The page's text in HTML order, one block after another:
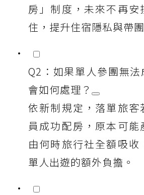
房」制度，未來不再安
住，提升住宿隱私與帶
Q2：如果單人參團無
會如何處理？
依新制規定，落單旅客
員成功配房，原本可能
由何時旅行社全額吸收
單人出遊的額外負擔。